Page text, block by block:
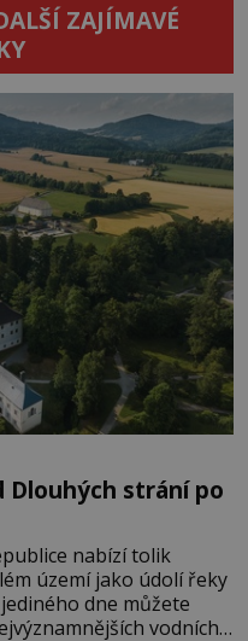
ZAJÍMAVÉ
Dlouhých strání po
nabízí tolik
území jako údolí řeky
dne můžete
vodních